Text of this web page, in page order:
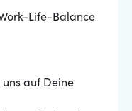
Life-Balance
uns auf Deine